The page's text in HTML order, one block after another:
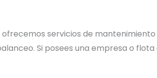
ofrecemos servicios de
Si posees una empresa o